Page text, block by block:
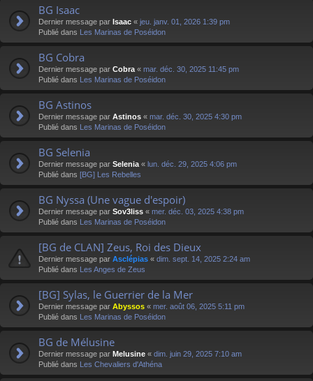
BG Isaac
Dernier message par Isaac « jeu. janv. 01, 2026 1:39 pm
Publié dans Les Marinas de Poséidon
BG Cobra
Dernier message par Cobra « mar. déc. 30, 2025 11:45 pm
Publié dans Les Marinas de Poséidon
BG Astinos
Dernier message par Astinos « mar. déc. 30, 2025 4:30 pm
Publié dans Les Marinas de Poséidon
BG Selenia
Dernier message par Selenia « lun. déc. 29, 2025 4:06 pm
Publié dans [BG] Les Rebelles
BG Nyssa (Une vague d'espoir)
Dernier message par Sov3liss « mer. déc. 03, 2025 4:38 pm
Publié dans Les Marinas de Poséidon
[BG de CLAN] Zeus, Roi des Dieux
Dernier message par Asclépias « dim. sept. 14, 2025 2:24 am
Publié dans Les Anges de Zeus
[BG] Sylas, le Guerrier de la Mer
Dernier message par Abyssos « mer. août 06, 2025 5:11 pm
Publié dans Les Marinas de Poséidon
BG de Mélusine
Dernier message par Melusine « dim. juin 29, 2025 7:10 am
Publié dans Les Chevaliers d'Athéna